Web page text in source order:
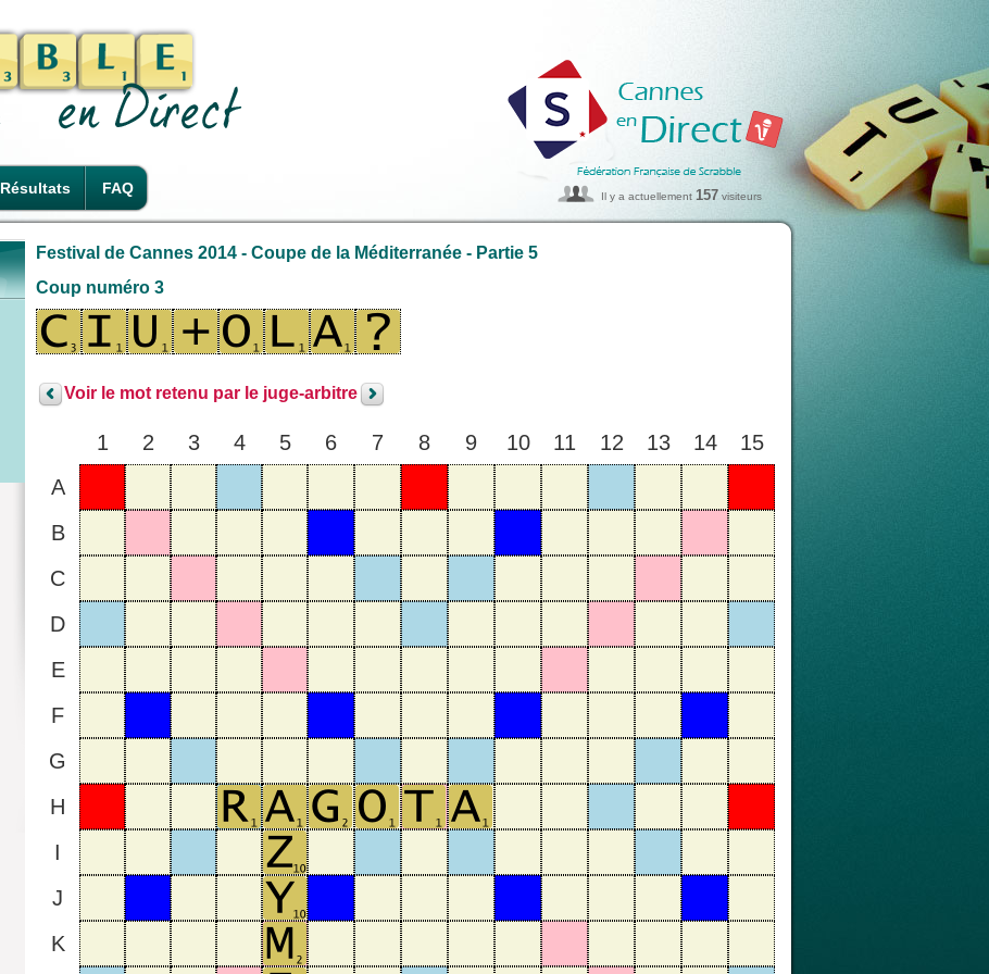
Résultats FAQ Il y a actuellement 157 visiteurs
Festival de Cannes 2014 - Coupe de la Méditerranée - Partie 5
Coup numéro 3
Voir le mot retenu par le juge-arbitre
1 2 3 4 5 6 7 8 9 10 11 12 13 14
15
A
B
C
D
E
F
G
H
I
J
K